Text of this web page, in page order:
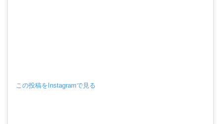
この投稿をInstagramで見る